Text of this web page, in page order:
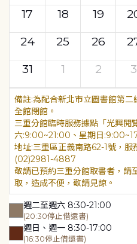
17
18 19
24
25 26
31
1 2 3
為配合新北市立圖書館第二
全館閉館。
三重分館臨時服務據點「光興閱
六:9:00~21:00、星期日
地址:三重區正義南路62-1號，
(02)2981-4887
敬請已預約三重分館取書者，請
取，造成不便，敬請見諒。
週二至週六 8:30-21:00
(20:30停止借還書)
週日、週一 8:30-17:00
(16:30停止借還書)